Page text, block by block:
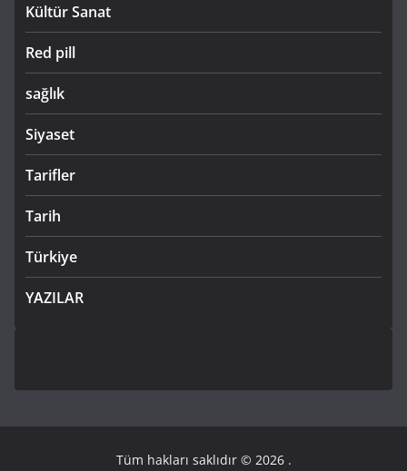
Kültür Sanat
Red pill
sağlık
Siyaset
Tarifler
Tarih
Türkiye
YAZILAR
Tüm hakları saklıdır © 2026 .